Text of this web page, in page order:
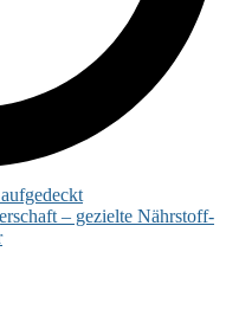
– gezielte Nährstoff-